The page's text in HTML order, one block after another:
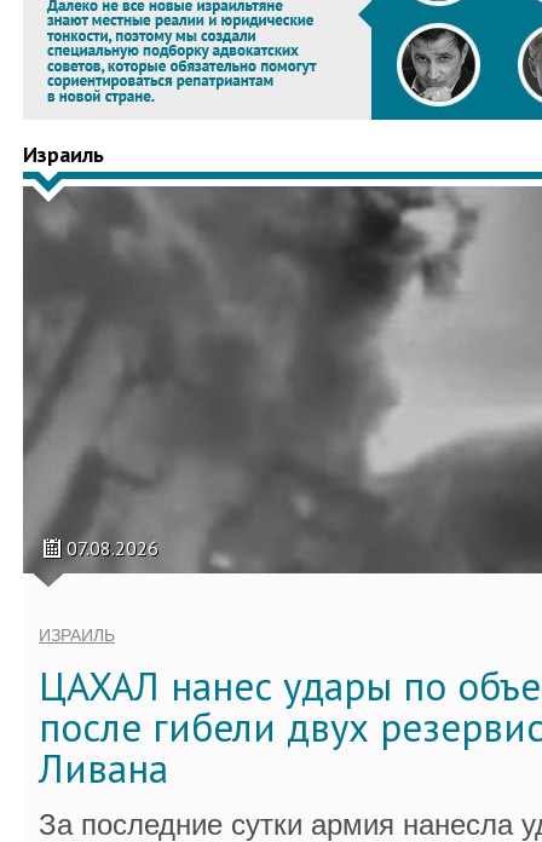
Израиль
07.08.2026
ИЗРАИЛЬ
ЦАХАЛ нанес удары по
после гибели двух
Ливана
За последние сутки армия нанесла